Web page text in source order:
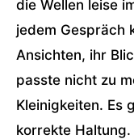
die Wellen leise
jedem Gespräch
Ansichten, ihr
passte nicht zu
Kleinigkeiten. Es
korrekte